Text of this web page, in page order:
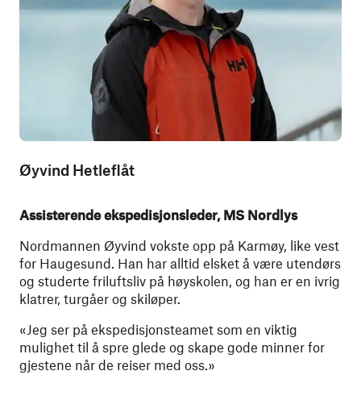
Øyvind Hetleflåt
Assisterende ekspedisjonsleder, MS Nordlys
Nordmannen Øyvind vokste opp på Karmøy, like vest
for Haugesund. Han har alltid elsket å være utendørs
og studerte friluftsliv på høyskolen, og han er en ivrig
klatrer, turgåer og skiløper.
«Jeg ser på ekspedisjonsteamet som en viktig
mulighet til å spre glede og skape gode minner for
gjestene når de reiser med oss.»